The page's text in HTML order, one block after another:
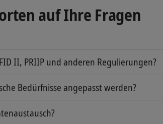
auf Ihre Fragen
II, PRIIP und anderen Regulierungen?
Bedürfnisse angepasst werden?